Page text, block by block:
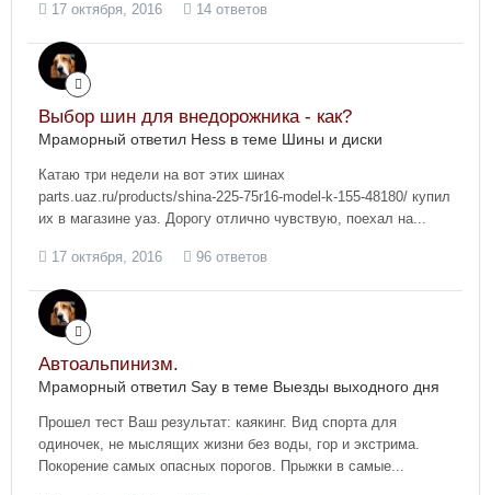
17 октября, 2016 14 ответов
Выбор шин для внедорожника - как?
Мраморный ответил Hess в теме Шины и диски
Катаю три недели на вот этих шинах
parts.uaz.ru/products/shina-225-75r16-model-k-155-48180/ купил
их в магазине уаз. Дорогу отлично чувствую, поехал на...
17 октября, 2016 96 ответов
Автоальпинизм.
Мраморный ответил Say в теме Выезды выходного дня
Прошел тест Ваш результат: каякинг. Вид спорта для
одиночек, не мыслящих жизни без воды, гор и экстрима.
Покорение самых опасных порогов. Прыжки в самые...